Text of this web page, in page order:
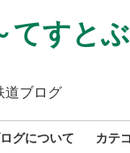
すと
道ブログ
グについて カテ